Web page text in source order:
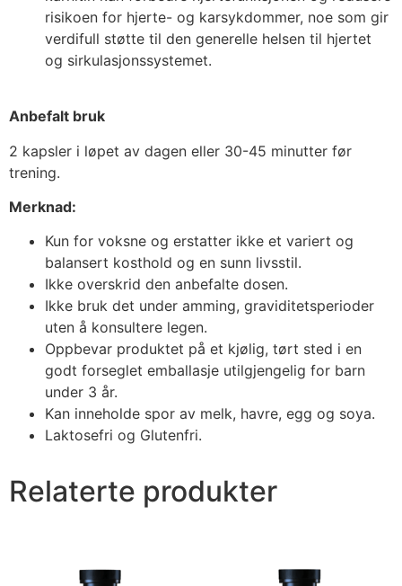
risikoen for hjerte- og karsykdommer, noe som gir
verdifull støtte til den generelle helsen til hjertet
og sirkulasjonssystemet.
Anbefalt bruk
2 kapsler i løpet av dagen eller 30-45 minutter før
trening.
Merknad:
Kun for voksne og erstatter ikke et variert og
balansert kosthold og en sunn livsstil.
Ikke overskrid den anbefalte dosen.
Ikke bruk det under amming, graviditetsperioder
uten å konsultere legen.
Oppbevar produktet på et kjølig, tørt sted i en
godt forseglet emballasje utilgjengelig for barn
under 3 år.
Kan inneholde spor av melk, havre, egg og soya.
Laktosefri og Glutenfri.
Relaterte produkter